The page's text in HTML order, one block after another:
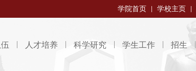
学院首页 学校主页
人才培养 科学研究 学生工作 招生